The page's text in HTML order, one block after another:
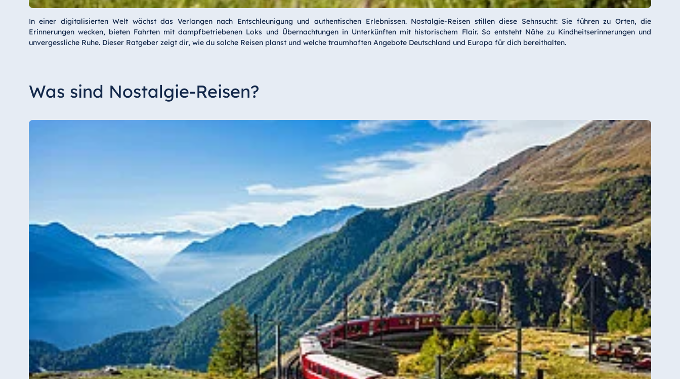
In einer digitalisierten Welt wächst das Verlangen nach Entschleunigung und authentischen Erlebnissen. Nostalgie-Reisen stillen diese Sehnsucht: Sie führen zu Orten, die
Erinnerungen wecken, bieten Fahrten mit dampfbetriebenen Loks und Übernachtungen in Unterkünften mit historischem Flair. So entsteht Nähe zu Kindheitserinnerungen und
unvergessliche Ruhe. Dieser Ratgeber zeigt dir, wie du solche Reisen planst und welche traumhaften Angebote Deutschland und Europa für dich bereithalten.
Was sind Nostalgie-Reisen?